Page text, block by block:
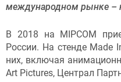
международном рынке –
В 2018 на MIPCOM
России. На стенде Made
них, включая
Art Pictures, Централ